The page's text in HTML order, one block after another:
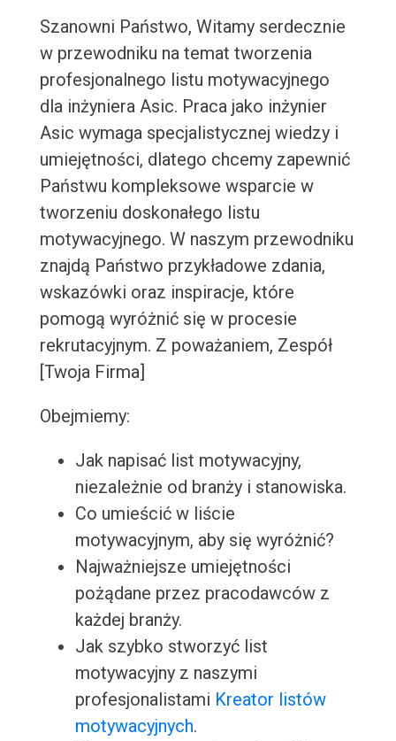
Szanowni Państwo, Witamy serdecznie
w przewodniku na temat tworzenia
profesjonalnego listu motywacyjnego
dla inżyniera Asic. Praca jako inżynier
Asic wymaga specjalistycznej wiedzy i
umiejętności, dlatego chcemy zapewnić
Państwu kompleksowe wsparcie w
tworzeniu doskonałego listu
motywacyjnego. W naszym przewodniku
znajdą Państwo przykładowe zdania,
wskazówki oraz inspiracje, które
pomogą wyróżnić się w procesie
rekrutacyjnym. Z poważaniem, Zespół
[Twoja Firma]
Obejmiemy:
Jak napisać list motywacyjny,
niezależnie od branży i stanowiska.
Co umieścić w liście
motywacyjnym, aby się wyróżnić?
Najważniejsze umiejętności
pożądane przez pracodawców z
każdej branży.
Jak szybko stworzyć list
motywacyjny z naszymi
profesjonalistami Kreator listów
motywacyjnych.